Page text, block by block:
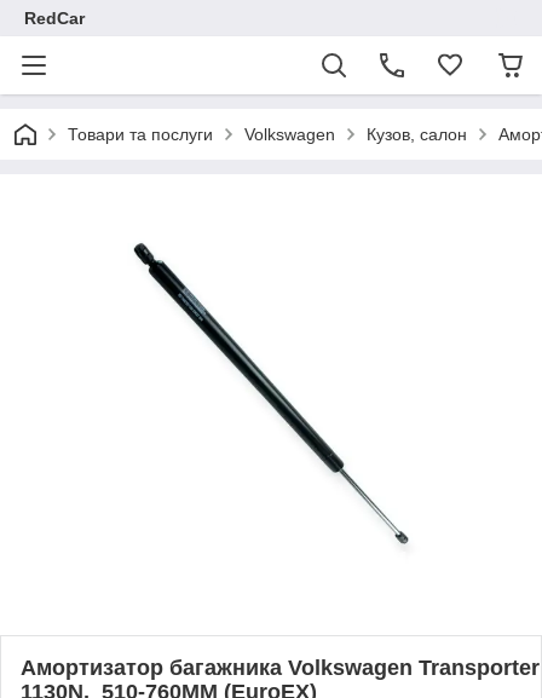
RedCar
Товари та послуги Volkswagen Кузов, салон
Амортизатор багажника Volkswagen Transporter
1130N, 510-760MM (EuroEX)